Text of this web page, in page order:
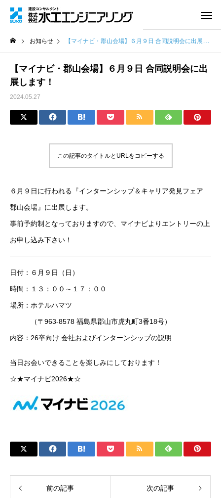
お知らせ 【マイナビ・郡山会場】６月９日 合同説明会に出展します！
【マイナビ・郡山会場】６月９日 合同説明会に出
展します！
2024.05.27
この記事のタイトルとURLをコピーする
６月９日に行われる『インターンシップ＆キャリア発見フェア
郡山会場』に出展します。
事前予約制となっておりますので、マイナビよりエントリーの上
お申し込み下さい！
日付：６月９日（日）
時間：１３：００～１７：００
場所：ホテルハマツ
（〒963-8578 福島県郡山市虎丸町3番18号）
内容：26卒向け 会社およびインターンシップの説明
当日お会いできることを楽しみにしております！
☆★マイナビ2026★☆
前の記事 次の記事